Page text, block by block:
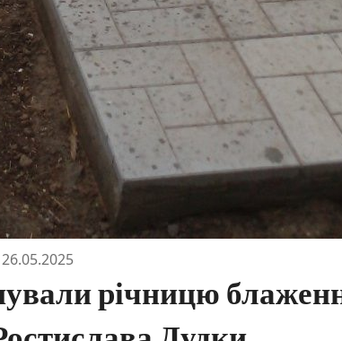
26.05.2025
річницю